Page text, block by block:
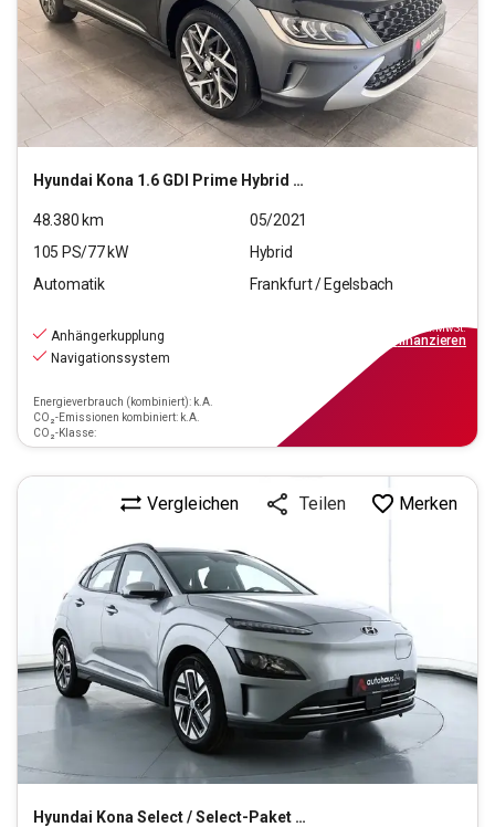
Hyundai Kona 1.6 GDI Prime Hybrid 2WD (EURO 6d)
48.380 km
05/2021
105 PS/77kW
Hybrid
Automatik
Frankfurt / Egelsbach
Anhängerkupplung
Navigationssystem
Energieverbrauch (kombiniert): k.A.
CO₂-Emissionen kombiniert: k.A.
CO₂-Klasse:
inkl.MwSt.
finanzieren
Hyundai Kona Select / Select-Paket Elektro 2WD
Vergleichen Teilen Merken